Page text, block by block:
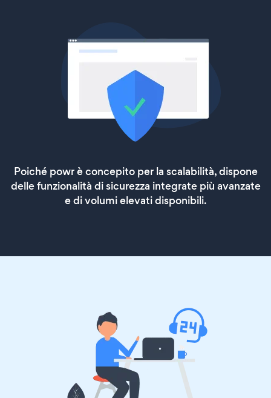
Poiché powr è concepito per la scalabilità, dispone
delle funzionalità di sicurezza integrate più avanzate
e di volumi elevati disponibili.